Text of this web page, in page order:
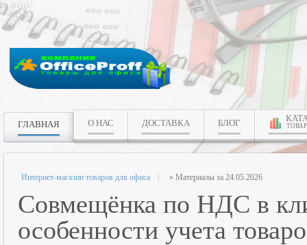
ГЛАВНАЯ О НАС ДОСТАВКА БЛОГ
Интернет-магазин товаров для офиса » Материалы за 24.05.2026
Совмещёнка по НДС в
особенности учета